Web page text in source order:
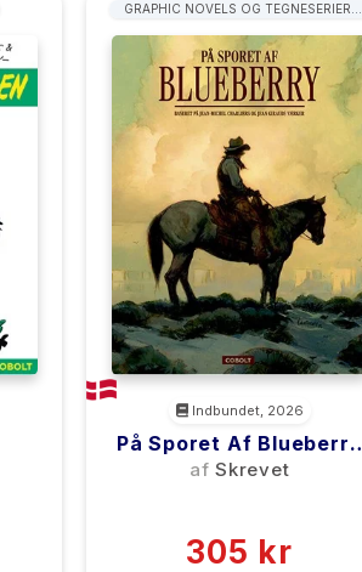
GRAPHIC NOVELS OG TEGNESERIER:
Indbundet, 2026
På Sporet Af Blueberry
– Et Hyldestalbum
af Skrevet
305 kr